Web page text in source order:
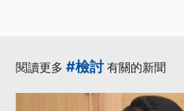
閱讀更多 #檢討有關的新聞